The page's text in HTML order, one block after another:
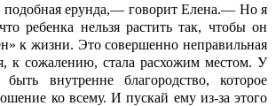
подобная ерунда,― говорит Елена.― Но я
ребенка нельзя растить так, чтобы он
к жизни. Это совершенно неправильная
к сожалению, стала расхожим местом. У
внутренне благородство, которое
ко всему. И пускай ему из-за этого